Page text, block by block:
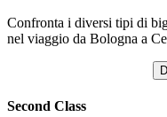
Confronta i diversi tipi di
nel viaggio da Bologna a
Second Class